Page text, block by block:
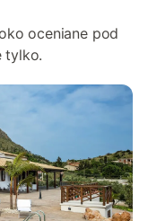
oceniane pod
tylko.